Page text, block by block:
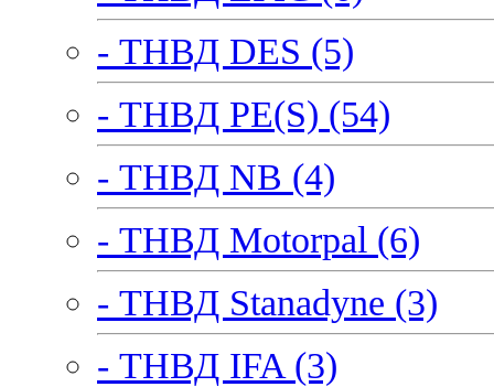
- ТНВД DES (5)
- ТНВД PE(S) (54)
- ТНВД NB (4)
- ТНВД Motorpal (6)
- ТНВД Stanadyne (3)
- ТНВД IFA (3)